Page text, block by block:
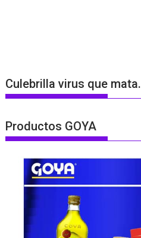
Culebrilla virus que mata.
Productos GOYA